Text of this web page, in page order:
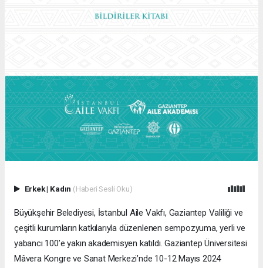
Erkek| Kadın (Haberi Sesli Oku)
Büyükşehir Belediyesi, İstanbul Aile Vakfı, Gaziantep Valiliği ve
çeşitli kurumların katkılarıyla düzenlenen sempozyuma, yerli ve
yabancı 100’e yakın akademisyen katıldı. Gaziantep Üniversitesi
Mâvera Kongre ve Sanat Merkezi’nde 10-12 Mayıs 2024